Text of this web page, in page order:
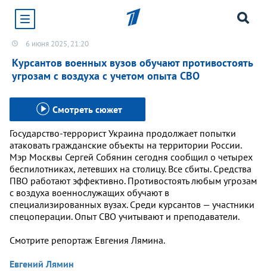
Хотите получать уведомления от сайта «Первого
канала»?
Да Не сейчас
6 июня 2025, 21:20
Курсантов военных вузов обучают противостоять
угрозам с воздуха с учетом опыта СВО
Смотреть сюжет
Государство-террорист Украина продолжает попытки
атаковать гражданские объекты на территории России.
Мэр Москвы Сергей Собянин сегодня сообщил о четырех
беспилотниках, летевших на столицу. Все сбиты. Средства
ПВО работают эффективно. Противостоять любым угрозам
с воздуха военнослужащих обучают в
специализированных вузах. Среди курсантов — участники
спецоперации. Опыт СВО учитывают и преподаватели.
Смотрите репортаж Евгения Лямина.
Евгений Лямин